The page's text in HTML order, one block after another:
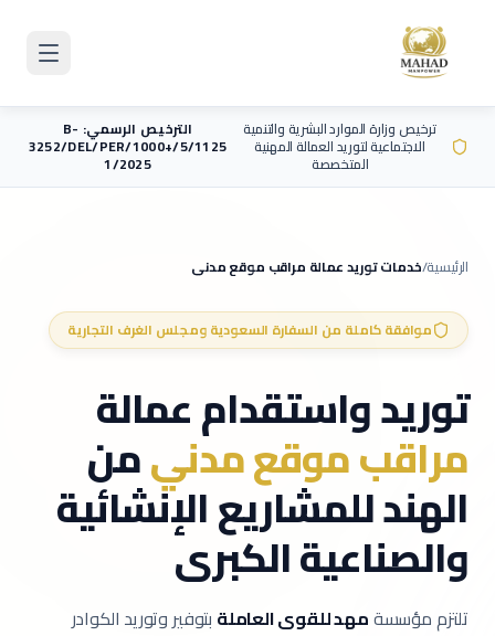
ترخيص وزارة الموارد البشرية والتنمية
الاجتماعية لتوريد العمالة المهنية
المتخصصة
الترخيص الرسمي: B-
3252/DEL/PER/1000+/5/1125
1/2025
الرئيسية/خدمات توريد عمالة مراقب موقع مدني
موافقة كاملة من السفارة السعودية ومجلس الغرف التجارية
توريد واستقدام عمالة
مراقب موقع مدنيمن
الهند للمشاريع الإنشائية
والصناعية الكبرى
تلتزم مؤسسةمهد للقوى العاملة بتوفير وتوريد الكوادر